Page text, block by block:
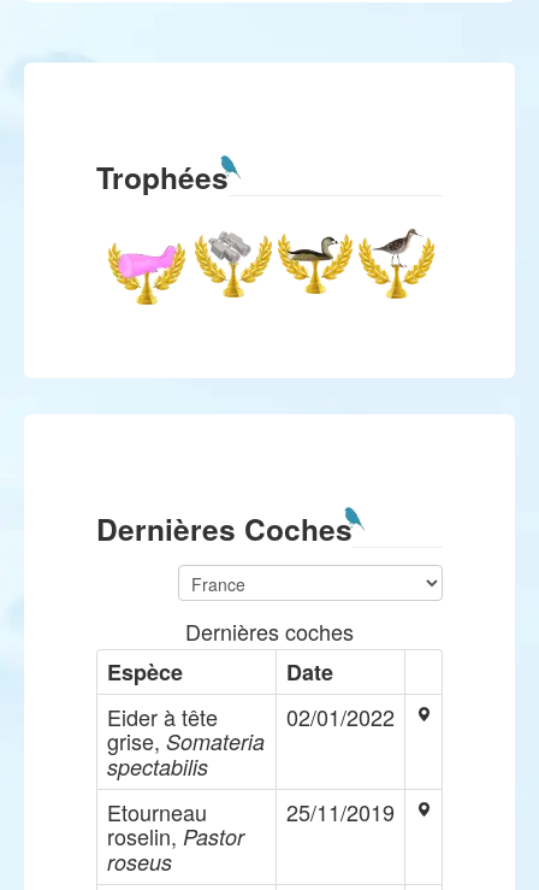
Trophées
Dernières Coches
Dernières coches
Espèce
Date
Eider à tête
grise, Somateria
spectabilis
02/01/2022
Etourneau
roselin, Pastor
roseus
25/11/2019